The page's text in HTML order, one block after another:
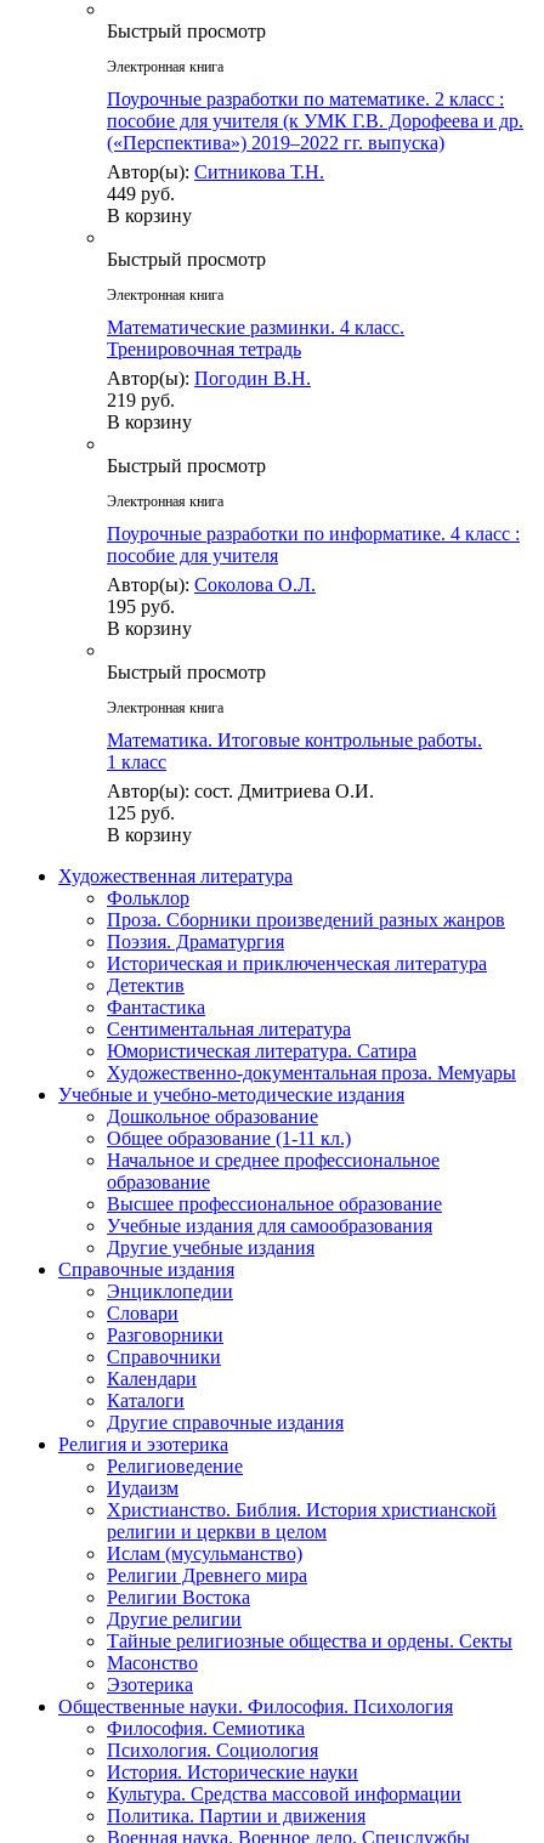
Быстрый просмотр
Электронная книга
Поурочные разработки по математике. 2 класс :
пособие для учителя (к УМК Г.В. Дорофеева и др.
(«Перспектива») 2019–2022 гг. выпуска)
Автор(ы): Ситникова Т.Н.
449 руб.
В корзину
Быстрый просмотр
Электронная книга
Математические разминки. 4 класс.
Тренировочная тетрадь
Автор(ы): Погодин В.Н.
219 руб.
В корзину
Быстрый просмотр
Электронная книга
Поурочные разработки по информатике. 4 класс :
пособие для учителя
Автор(ы): Соколова О.Л.
195 руб.
В корзину
Быстрый просмотр
Электронная книга
Математика. Итоговые контрольные работы.
1 класс
Автор(ы): сост. Дмитриева О.И.
125 руб.
В корзину
Художественная литература
Фольклор
Проза. Сборники произведений разных жанров
Поэзия. Драматургия
Историческая и приключенческая литература
Детектив
Фантастика
Сентиментальная литература
Юмористическая литература. Сатира
Художественно-документальная проза. Мемуары
Учебные и учебно-методические издания
Дошкольное образование
Общее образование (1-11 кл.)
Начальное и среднее профессиональное
образование
Высшее профессиональное образование
Учебные издания для самообразования
Другие учебные издания
Справочные издания
Энциклопедии
Словари
Разговорники
Справочники
Календари
Каталоги
Другие справочные издания
Религия и эзотерика
Религиоведение
Иудаизм
Христианство. Библия. История христианской
религии и церкви в целом
Ислам (мусульманство)
Религии Древнего мира
Религии Востока
Другие религии
Тайные религиозные общества и ордены. Секты
Масонство
Эзотерика
Общественные науки. Философия. Психология
Философия. Семиотика
Психология. Социология
История. Исторические науки
Культура. Средства массовой информации
Политика. Партии и движения
Военная наука. Военное дело. Спецслужбы